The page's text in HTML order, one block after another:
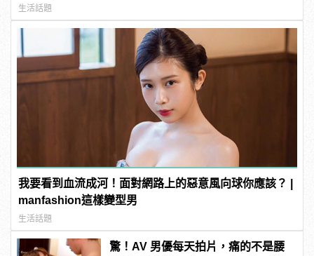
生活話題
我要看到血流成河！面對網路上的惡意風向球你應該？ |
manfashion這樣變型男
生活話題
驚！AV 男優每天拍片，痛的不是腰